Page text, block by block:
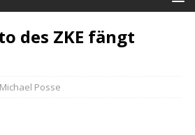
des ZKE fängt
Michael Posse